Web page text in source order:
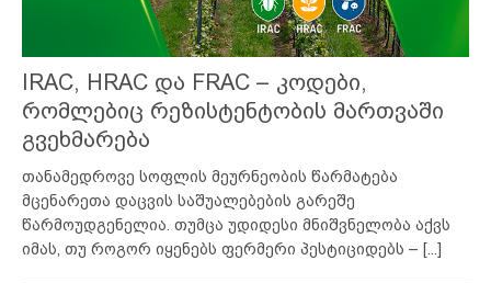
IRAC, HRAC და FRAC – კოდები,
რომლებიც რეზისტენტობის მართვაში
გვეხმარება
თანამედროვე სოფლის მეურნეობის წარმატება
მცენარეთა დაცვის საშუალებების გარეშე
წარმოუდგენელია. თუმცა უდიდესი მნიშვნელობა აქვს
იმას, თუ როგორ იყენებს ფერმერი პესტიციდებს – [...]